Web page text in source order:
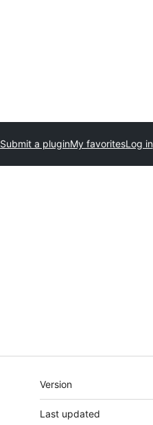
Submit a pluginMy favoritesLog in
Meta
Version
Last updated